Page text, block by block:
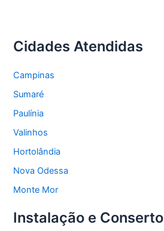
Cidades Atendidas
Campinas
Sumaré
Paulínia
Valinhos
Hortolândia
Nova Odessa
Monte Mor
Instalação e Conserto